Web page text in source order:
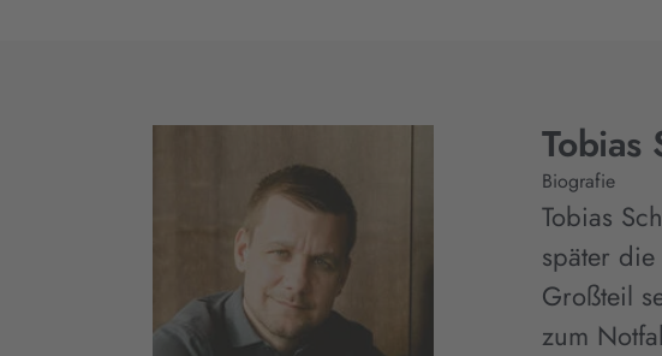
Tobias
Biografie
Tobias
später
Großteil
zum